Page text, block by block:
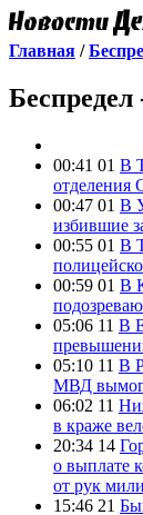
Главная /
00:41 01 В
отделения
00:47 01 В
избившие
00:55 01 В
00:59 01 В
05:06 11 В
05:10 11 В
МВД
06:02 11
в краже
20:34 14
о выплате
от рук
15:46 21